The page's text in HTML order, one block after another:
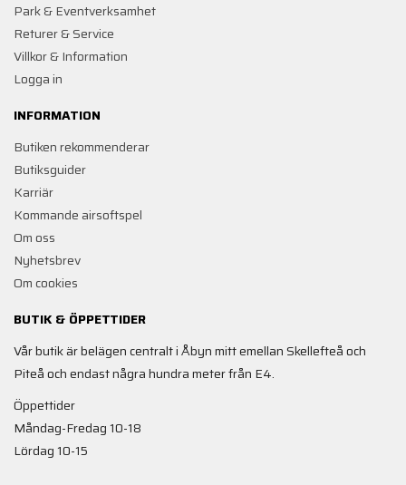
Park & Eventverksamhet
Returer & Service
Villkor & Information
Logga in
INFORMATION
Butiken rekommenderar
Butiksguider
Karriär
Kommande airsoftspel
Om oss
Nyhetsbrev
Om cookies
BUTIK & ÖPPETTIDER
Vår butik är belägen centralt i Åbyn mitt emellan Skellefteå och
Piteå och endast några hundra meter från E4.
Öppettider
Måndag-Fredag 10-18
Lördag 10-15